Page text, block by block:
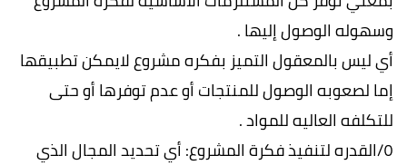
وسهوله الوصول إليها .
أي ليس بالمعقول التميز بفكره مشروع لايمكن تطبيقها
إما لصعوبه الوصول للمنتجات أو عدم توفرها أو حتى
للتكلفه العاليه للمواد .
٥/القدره لتنفيذ فكرة المشروع: أي تحديد المجال الذي